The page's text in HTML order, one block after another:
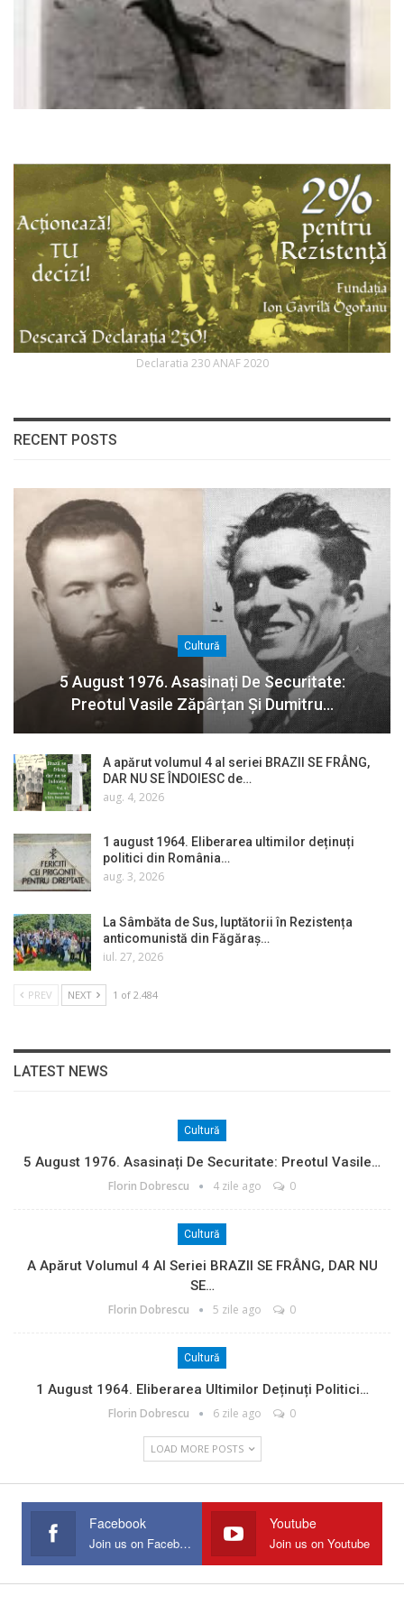
Declaratia 230 ANAF 2020
RECENT POSTS
Cultură
5 August 1976. Asasinați De Securitate:
Preotul Vasile Zăpârțan Și Dumitru…
A apărut volumul 4 al seriei BRAZII SE FRÂNG,
DAR NU SE ÎNDOIESC de…
aug. 4, 2026
1 august 1964. Eliberarea ultimilor deținuți
politici din România…
aug. 3, 2026
La Sâmbăta de Sus, luptătorii în Rezistența
anticomunistă din Făgăraș…
iul. 27, 2026
PREV NEXT 1 of 2.484
LATEST NEWS
Cultură
5 August 1976. Asasinați De Securitate: Preotul Vasile…
Florin Dobrescu 4 zile ago 0
Cultură
A Apărut Volumul 4 Al Seriei BRAZII SE FRÂNG, DAR NU
SE…
Florin Dobrescu 5 zile ago 0
Cultură
1 August 1964. Eliberarea Ultimilor Deținuți Politici…
Florin Dobrescu 6 zile ago 0
LOAD MORE POSTS
Facebook
Join us on Facebook
Youtube
Join us on Youtube